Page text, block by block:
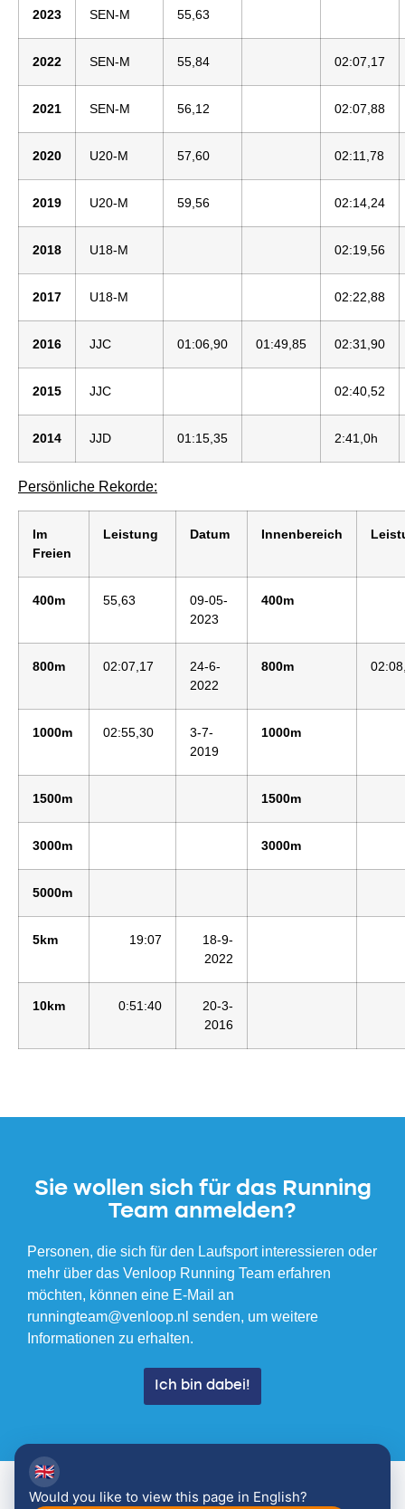
2023 SEN-M 55,63
2022 SEN-M 55,84 02:07,17
2021 SEN-M 56,12 02:07,88
2020 U20-M 57,60 02:11,78
2019 U20-M 59,56 02:14,24
2018 U18-M 02:19,56
2017 U18-M 02:22,88
2016 JJC 01:06,90 01:49,85 02:31,90
2015 JJC 02:40,52
2014 JJD 01:15,35 2:41,0h
Persönliche Rekorde:
Im
Freien
Leistung Datum Innenbereich
400m 55,63
09-05-
2023
400m
800m 02:07,17
24-6-
2022
800m
1000m 02:55,30
3-7-
2019
1000m
1500m 1500m
3000m 3000m
5000m
5km 19:07
18-9-
2022
10km 0:51:40
20-3-
2016
Sie wollen sich für das Running
Team anmelden?
Personen, die sich für den Laufsport interessieren oder
mehr über das Venloop Running Team erfahren
möchten, können eine E-Mail an
runningteam@venloop.nl senden, um weitere
Informationen zu erhalten.
Ich bin dabei!
🇬🇧
Would you like to view this page in English?